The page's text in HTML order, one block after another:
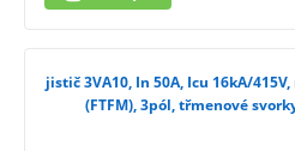
jistič 3VA10, In 50A, Icu 16kA/
(FTFM), 3pól, třmenové